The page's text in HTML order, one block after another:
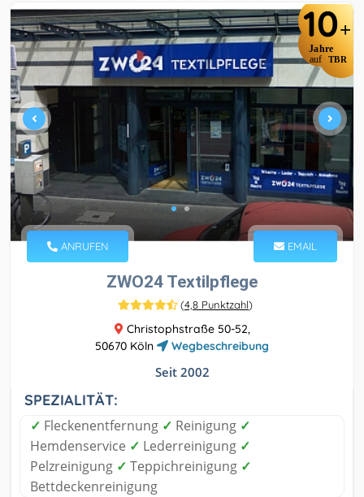
10+
Jahre
auf TBR
ANRUFEN EMAIL
ZWO24 Textilpflege
(4,8 Punktzahl)
Christophstraße 50-52,
50670 Köln
Wegbeschreibung
Seit 2002
SPEZIALITÄT:
✓ Fleckenentfernung ✓ Reinigung ✓
Hemdenservice ✓ Lederreinigung ✓
Pelzreinigung ✓ Teppichreinigung ✓
Bettdeckenreinigung